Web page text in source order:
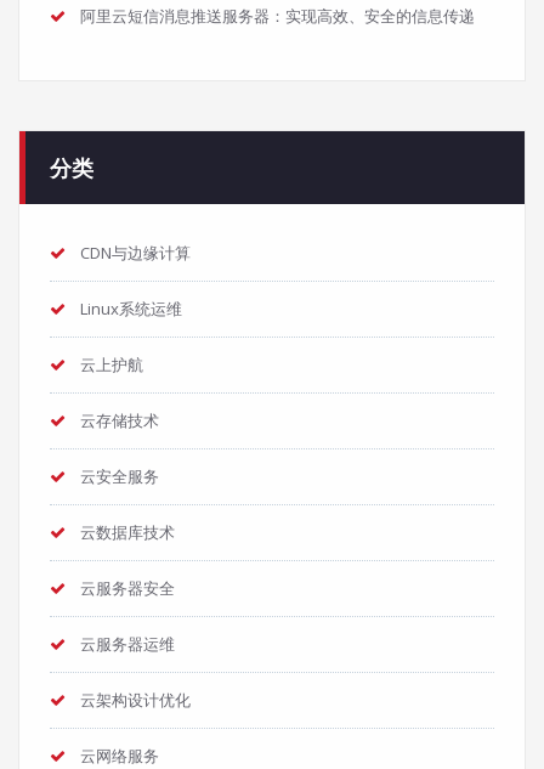
阿里云短信消息推送服务器：实现高效、安全的信息传递
分类
CDN与边缘计算
Linux系统运维
云上护航
云存储技术
云安全服务
云数据库技术
云服务器安全
云服务器运维
云架构设计优化
云网络服务